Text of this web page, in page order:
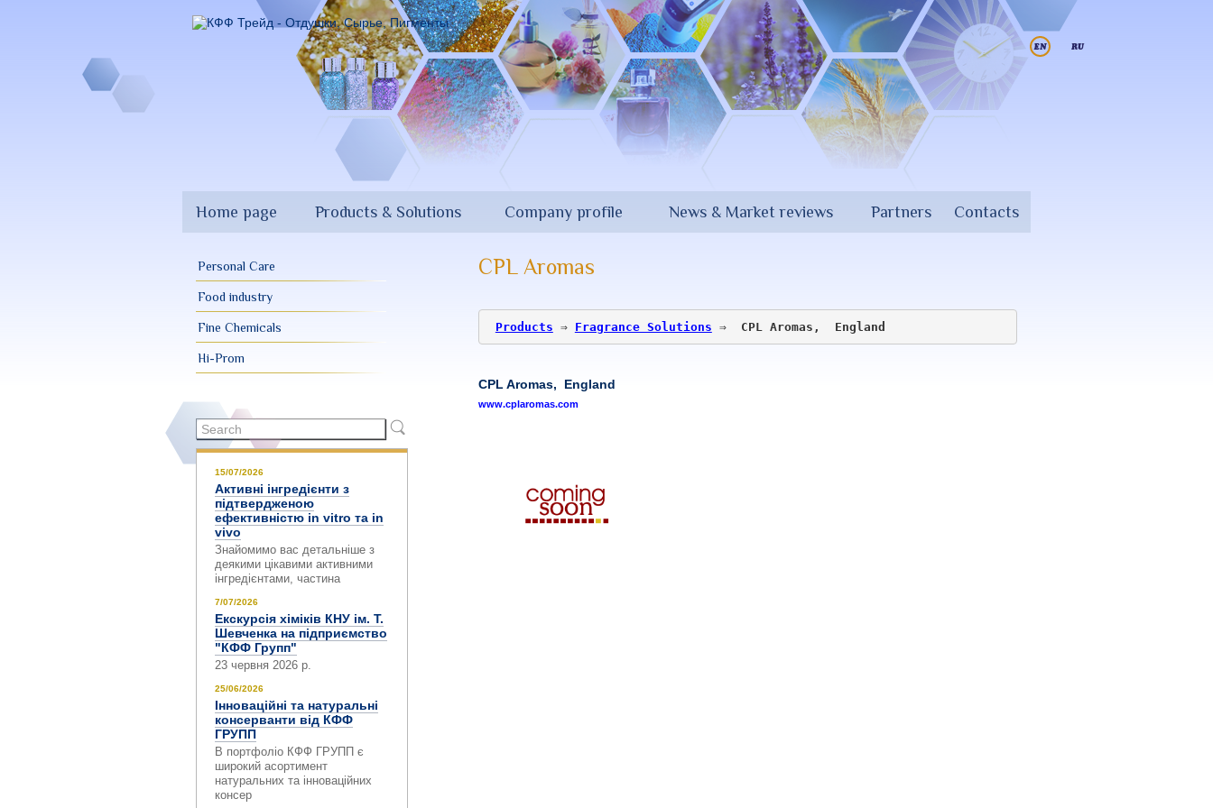
Home page Products & Solutions Company profile News & Market reviews Partners Contacts
Personal Care
Food industry
Fine Chemicals
Hi-Prom
Search
form
Search
15/07/2026
Активні інгредієнти з
підтвердженою
ефективністю in vitro та in
vivo
Знайомимо вас детальніше з
деякими цікавими активними
інгредієнтами, частина
7/07/2026
Екскурсія хіміків КНУ ім. Т.
Шевченка на підприємство
"КФФ Групп"
23 червня 2026 р.
25/06/2026
Інноваційні та натуральні
консерванти від КФФ
ГРУПП
В портфоліо КФФ ГРУПП є
широкий асортимент
натуральних та інноваційних
консер
CPL Aromas
Products ⇒ Fragrance Solutions ⇒ CPL Aromas, England​
CPL Aromas,
England​
www.cplaromas.com